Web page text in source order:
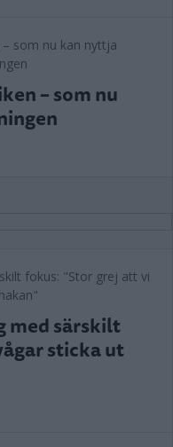
– som nu
med särskilt
sticka ut